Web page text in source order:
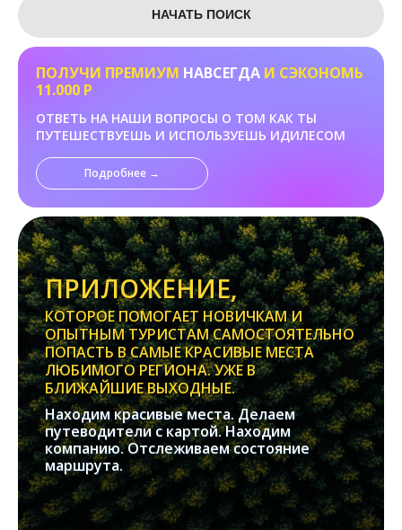
НАЧАТЬ ПОИСК
ПОЛУЧИ ПРЕМИУМ НАВСЕГДА И СЭКОНОМЬ
11.000 Р
ОТВЕТЬ НА НАШИ ВОПРОСЫ О ТОМ КАК ТЫ
ПУТЕШЕСТВУЕШЬ И ИСПОЛЬЗУЕШЬ ИДИЛЕСОМ
Подробнее →
ПРИЛОЖЕНИЕ,
КОТОРОЕ ПОМОГАЕТ НОВИЧКАМ И
ОПЫТНЫМ ТУРИСТАМ САМОСТОЯТЕЛЬНО
ПОПАСТЬ В САМЫЕ КРАСИВЫЕ МЕСТА
ЛЮБИМОГО РЕГИОНА. УЖЕ В
БЛИЖАЙШИЕ ВЫХОДНЫЕ.
Находим красивые места. Делаем
путеводители с картой. Находим
компанию. Отслеживаем состояние
маршрута.